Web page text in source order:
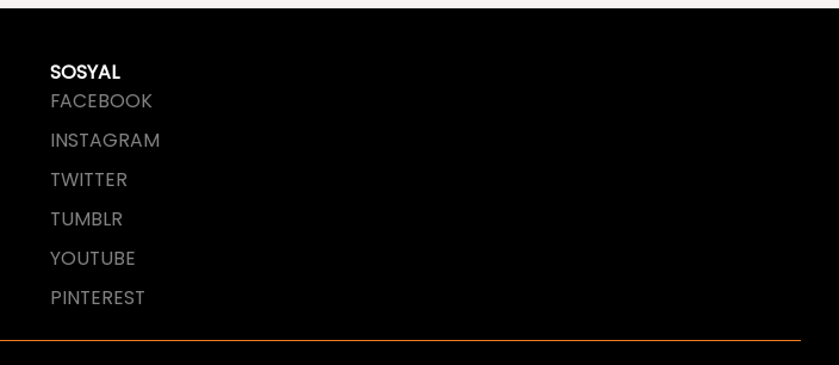
SOSYAL
INSTAGRAM
tarafından tasarlanmış ve geliştirilmiştir.